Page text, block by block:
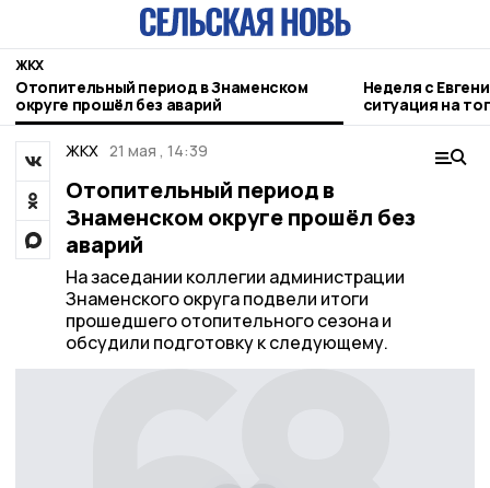
ЖКХ
Отопительный период в Знаменском
округе прошёл без аварий
Неделя с
ситуация на
городе и
ЖКХ 21 мая , 14:39
Отопительный период в
Знаменском округе прошёл без
аварий
На заседании коллегии администрации
Знаменского округа подвели итоги
прошедшего отопительного сезона и
обсудили подготовку к следующему.